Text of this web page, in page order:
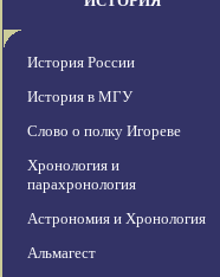
История России
История в МГУ
Слово о полку Игореве
Хронология и
парахронология
Астрономия и Хронология
Альмагест